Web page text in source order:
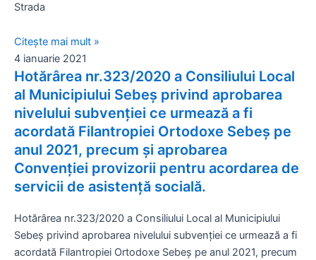
Strada
Citește mai mult »
4 ianuarie 2021
Hotărârea nr.323/2020 a Consiliului Local
al Municipiului Sebeș privind aprobarea
nivelului subvenției ce urmează a fi
acordată Filantropiei Ortodoxe Sebeș pe
anul 2021, precum și aprobarea
Convenției provizorii pentru acordarea de
servicii de asistență socială.
Hotărârea nr.323/2020 a Consiliului Local al Municipiului
Sebeș privind aprobarea nivelului subvenției ce urmează a fi
acordată Filantropiei Ortodoxe Sebeș pe anul 2021, precum